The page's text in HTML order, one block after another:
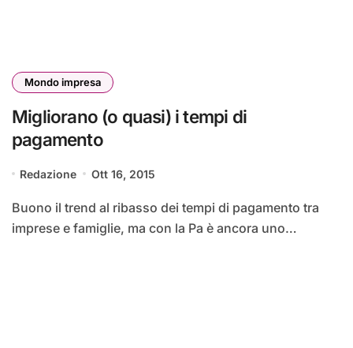
Mondo impresa
Migliorano (o quasi) i tempi di
pagamento
Redazione Ott 16, 2015
Buono il trend al ribasso dei tempi di pagamento tra
imprese e famiglie, ma con la Pa è ancora uno…